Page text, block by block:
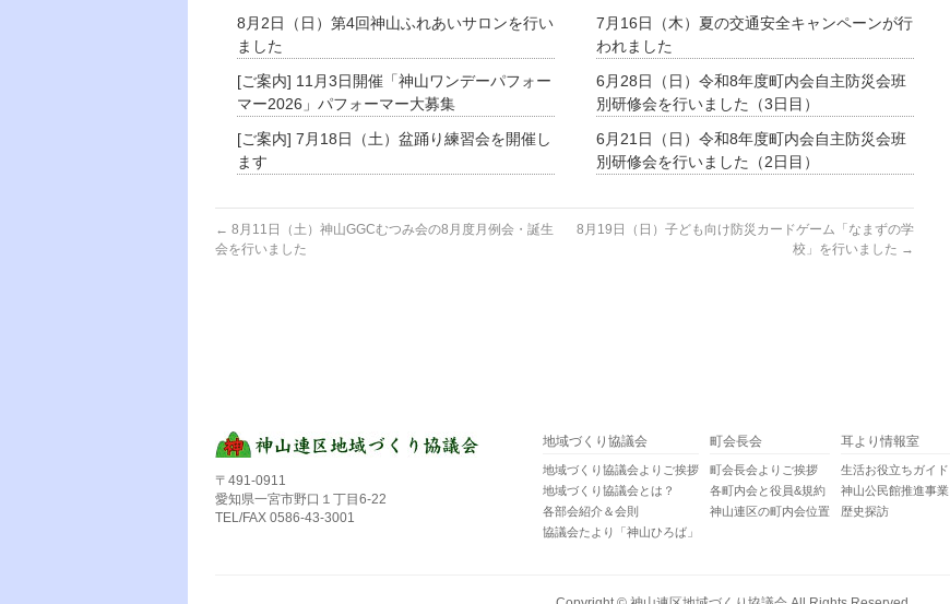
8月2日（日）第4回神山ふれあいサロンを行い
ました
7月16日（木）夏の交通安全キャンペーンが行
われました
[ご案内] 11月3日開催「神山ワンデーパフォー
マー2026」パフォーマー大募集
6月28日（日）令和8年度町内会自主防災会班
別研修会を行いました（3日目）
[ご案内] 7月18日（土）盆踊り練習会を開催し
ます
6月21日（日）令和8年度町内会自主防災会班
別研修会を行いました（2日目）
← 8月11日（土）神山GGCむつみ会の8月度月例会・誕生
会を行いました
8月19日（日）子ども向け防災カードゲーム「なまずの学
校」を行いました →
〒491-0911
愛知県一宮市野口１丁目6-22
TEL/FAX 0586-43-3001
地域づくり協議会
地域づくり協議会よりご挨拶
地域づくり協議会とは？
各部会紹介＆会則
協議会たより「神山ひろば」
町会長会
町会長会よりご挨拶
各町内会と役員&規約
神山連区の町内会位置
耳より情報室
生活お役立ちガイド
神山公民館推進事業
歴史探訪